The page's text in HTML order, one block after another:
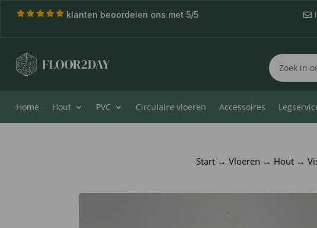
klanten beoordelen ons met 5/5 
Home Hout PVC Circulaire vloeren Accessoires
Start → Vloeren → Hout →